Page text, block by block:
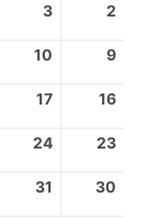
2
3
9
10
16
17
23
24
30
31